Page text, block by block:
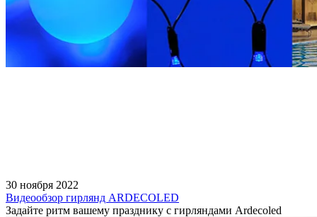
30 ноября 2022
Видеообзор гирлянд ARDECOLED
Задайте ритм вашему празднику с гирляндами Ardecoled